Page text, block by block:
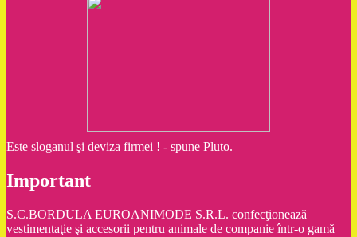
Este sloganul şi deviza firmei ! - spune Pluto.
Important
S.C.BORDULA EUROANIMODE S.R.L. confecţionează
vestimentaţie şi accesorii pentru animale de companie într-o gamă